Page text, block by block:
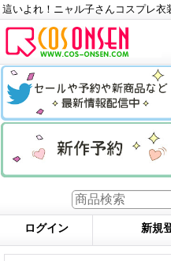
這いよれ！ニャル子さんコスプレ
ログイン 新規